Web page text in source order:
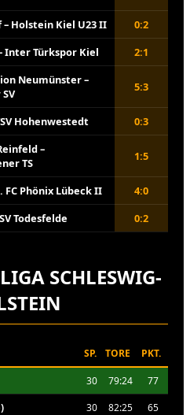
– Holstein Kiel U23 II
0:2
Inter Türkspor Kiel 2:1
Neumünster –
5:3
Hohenwestedt 0:3
–
TS
1:5
FC Phönix Lübeck II
4:0
Todesfelde 0:2
SCHLESWIG-
SP. TORE PKT.
30 79:24
77
30 82:25
65